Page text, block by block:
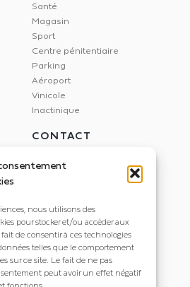
nous utilisons des
pour stocker et/ou accéder aux
de consentir à ces technologies
telles que le comportement
sur ce site. Le fait de ne pas
peut avoir un effet négatif
Santé
Magasin
Sport
Centre pénitentiaire
Parking
Aéroport
Vinicole
Inactinique
CONTACT
395 rue Docteur Marmonnier
38190 Villard Bonnot
+33 4 56 85 82 20